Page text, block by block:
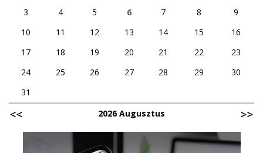
3
4 5 6 7 8
9
10
11 12 13 14 15
16
17
18 19 20 21 22
23
24
25 26 27 28 29
30
31
2026 Augusztus